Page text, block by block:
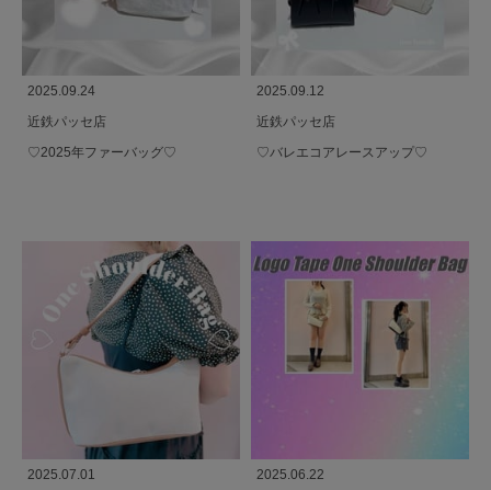
2025.09.24
近鉄パッセ店
♡2025年ファーバッグ♡
2025.09.12
近鉄パッセ店
♡バレエコアレースアップ♡
2025.07.01
2025.06.22